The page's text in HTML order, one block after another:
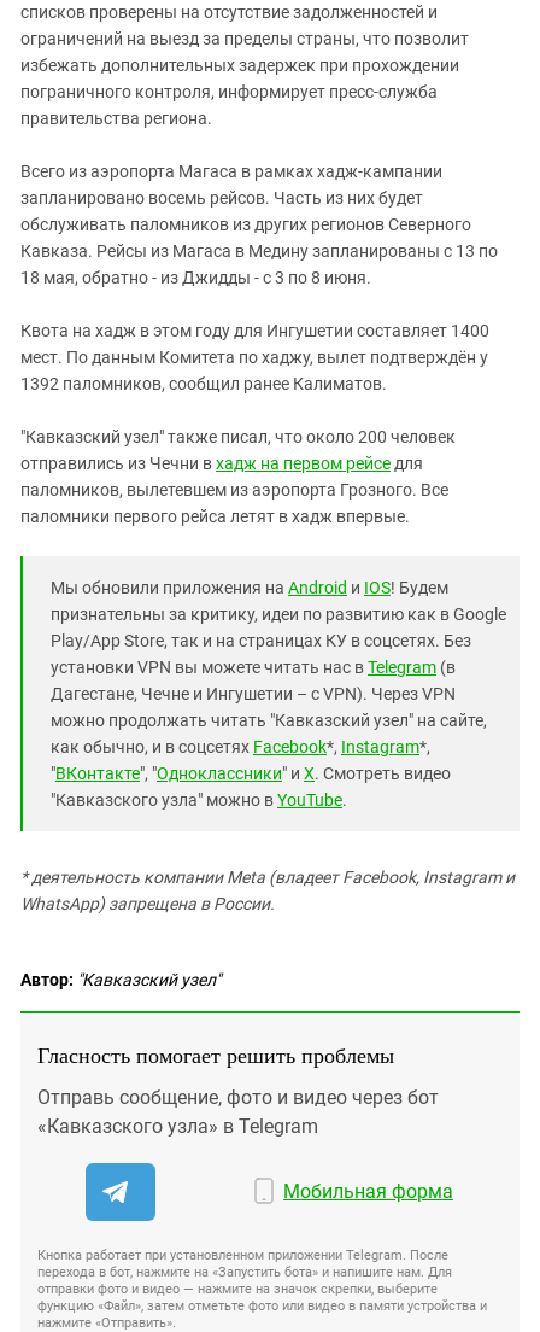
списков проверены на отсутствие задолженностей и
ограничений на выезд за пределы страны, что позволит
избежать дополнительных задержек при прохождении
пограничного контроля, информирует пресс-служба
правительства региона.
Всего из аэропорта Магаса в рамках хадж-кампании
запланировано восемь рейсов. Часть из них будет
обслуживать паломников из других регионов Северного
Кавказа. Рейсы из Магаса в Медину запланированы с 13 по
18 мая, обратно - из Джидды - с 3 по 8 июня.
Квота на хадж в этом году для Ингушетии составляет 1400
мест. По данным Комитета по хаджу, вылет подтверждён у
1392 паломников, сообщил ранее Калиматов.
"Кавказский узел" также писал, что около 200 человек
отправились из Чечни вхадж на первом рейсе для
паломников, вылетевшем из аэропорта Грозного. Все
паломники первого рейса летят в хадж впервые.
Мы обновили приложения на Android и IOS! Будем
признательны за критику, идеи по развитию как в Google
Play/App Store, так и на страницах КУ в соцсетях. Без
установки VPN вы можете читать нас вTelegram (в
Дагестане, Чечне и Ингушетии – с VPN). Через VPN
можно продолжать читать "Кавказский узел" на сайте,
как обычно, и в соцсетях Facebook*, Instagram*,
"ВКонтакте", "Одноклассники" и X. Смотреть видео
"Кавказского узла" можно вYouTube.
* деятельность компании Meta (владеет Facebook, Instagram и
WhatsApp) запрещена в России.
Автор: "Кавказский узел"
Гласность помогает решить проблемы
Отправь сообщение, фото и видео через бот
«Кавказского узла» в Telegram
Мобильная форма
Кнопка работает при установленном приложении Telegram. После
перехода в бот, нажмите на «Запустить бота» и напишите нам. Для
отправки фото и видео — нажмите на значок скрепки, выберите
функцию «Файл», затем отметьте фото или видео в памяти устройства и
нажмите «Отправить».